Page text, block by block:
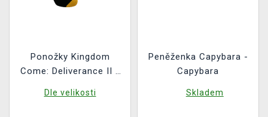
Ponožky Kingdom
Come: Deliverance II -
Dle velikosti
Peněženka Capybara -
Capybara
Skladem